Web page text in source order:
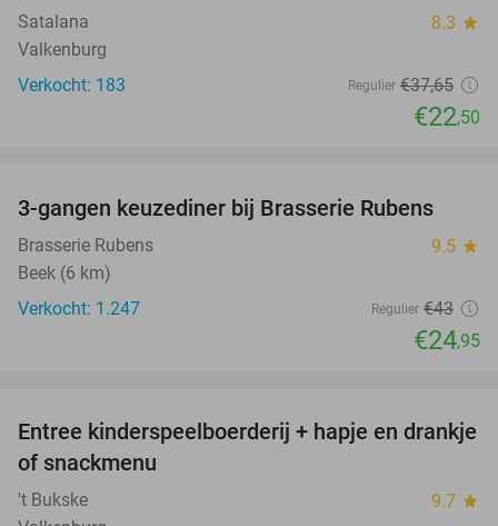
Satalana 8.3 star
Valkenburg
Verkocht: 183
Regulier €37,65
€22,50
42%
3-gangen keuzediner bij Brasserie Rubens
Brasserie Rubens 9.5 star
Beek (6 km)
Verkocht: 1.247
Regulier €43
€24,95
24%
Entree kinderspeelboerderij + hapje en drankje
of snackmenu
't Bukske 9.7 star